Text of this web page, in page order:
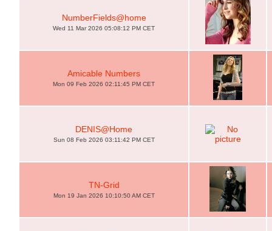
NumberFields@home
Wed 11 Mar 2026 05:08:12 PM CET
Amicable Numbers
Mon 09 Feb 2026 02:11:45 PM CET
DENIS@Home
Sun 08 Feb 2026 03:11:42 PM CET
TN-Grid
Mon 19 Jan 2026 10:10:50 AM CET